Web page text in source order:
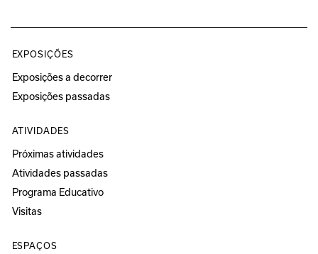
EXPOSIÇÕES
Exposições a decorrer
Exposições passadas
ATIVIDADES
Próximas atividades
Atividades passadas
Programa Educativo
Visitas
ESPAÇOS